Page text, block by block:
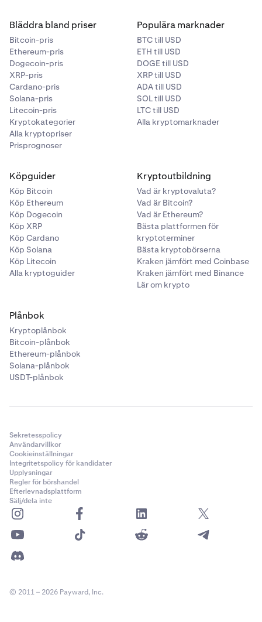
Bläddra bland priser
Bitcoin-pris
Ethereum-pris
Dogecoin-pris
XRP-pris
Cardano-pris
Solana-pris
Litecoin-pris
Kryptokategorier
Alla kryptopriser
Prisprognoser
Populära marknader
BTC till USD
ETH till USD
DOGE till USD
XRP till USD
ADA till USD
SOL till USD
LTC till USD
Alla kryptomarknader
Köpguider
Köp Bitcoin
Köp Ethereum
Köp Dogecoin
Köp XRP
Köp Cardano
Köp Solana
Köp Litecoin
Alla kryptoguider
Kryptoutbildning
Vad är kryptovaluta?
Vad är Bitcoin?
Vad är Ethereum?
Bästa plattformen för
kryptoterminer
Bästa kryptobörserna
Kraken jämfört med Coinbase
Kraken jämfört med Binance
Lär om krypto
Plånbok
Kryptoplånbok
Bitcoin-plånbok
Ethereum-plånbok
Solana-plånbok
USDT-plånbok
Sekretesspolicy
Användarvillkor
Cookieinställningar
Integritetspolicy för kandidater
Upplysningar
Regler för börshandel
Efterlevnadsplattform
Sälj/dela inte
© 2011 – 2026 Payward, Inc.